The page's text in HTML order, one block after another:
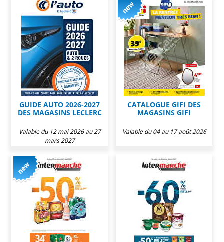
GUIDE AUTO 2026-2027
DES MAGASINS LECLERC
Valable du 12 mai 2026 au 27
mars 2027
CATALOGUE GIFI DES
MAGASINS GIFI
Valable du 04 au 17 août 2026